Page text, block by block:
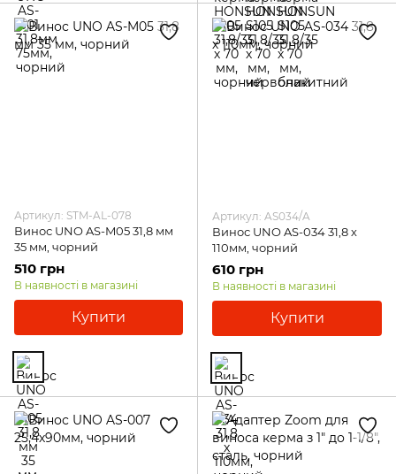
Артикул: STM-AL-078
Винос UNO AS-M05 31,8 мм
35 мм, чорний
510 грн
В наявності в магазині
Купити
Артикул: AS034/A
Винос UNO AS-034 31,8 х
110мм, чорний
610 грн
В наявності в магазині
Купити